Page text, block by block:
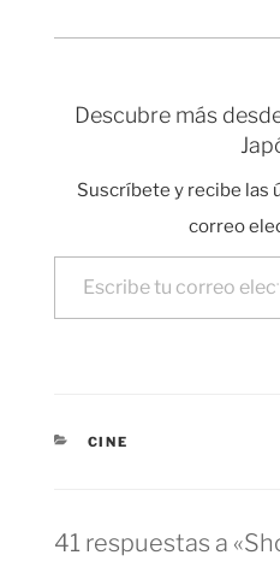
protagonistas, Ogami…
finales del siglo XVI.
Descubre más
Suscríbete y recibe las
correo
Escribe tu correo electrónico…
CATEGORÍAS
CINE
41 respuestas a